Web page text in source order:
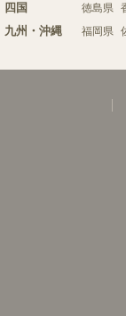
四国 徳島県
九州・沖縄 福岡県